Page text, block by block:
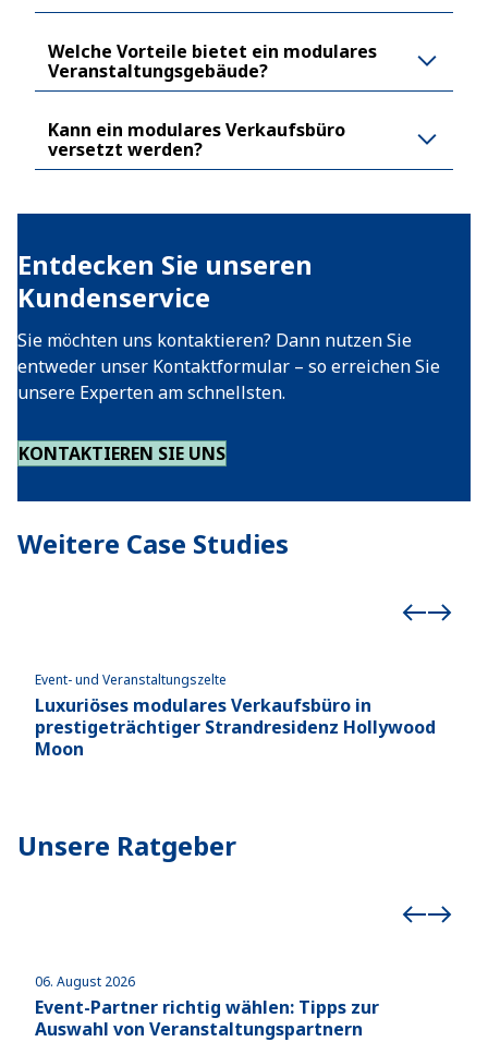
Welche Vorteile bietet ein modulares
Veranstaltungsgebäude?
Kann ein modulares Verkaufsbüro
versetzt werden?
Entdecken Sie unseren
Kundenservice
Sie möchten uns kontaktieren? Dann nutzen Sie
entweder unser Kontaktformular – so erreichen Sie
unsere Experten am schnellsten.
KONTAKTIEREN SIE UNS
Weitere Case Studies
Event- und Veranstaltungszelte
Luxuriöses modulares Verkaufsbüro in
prestigeträchtiger Strandresidenz Hollywood
Moon
Unsere Ratgeber
06. August 2026
Event-Partner richtig wählen: Tipps zur
Auswahl von Veranstaltungspartnern